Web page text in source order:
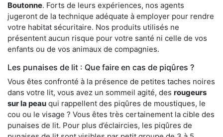
Boutonne. Forts de leurs expériences, nos agents
jugeront de la technique adéquate à employer pour rendre
votre habitat sécuritaire. Nos produits utilisés ne
présentent aucun risque pour votre santé ni celle de vos
enfants ou de vos animaux de compagnies.
Les punaises de lit : Que faire en cas de piqûres ?
Vous êtes confronté à la présence de petites taches noires
dans votre lit, vous avez un sommeil agité, des rougeurs
sur la peau qui rappellent des piqûres de moustiques, le
cou ou le visage ? Vous êtes très certainement la cible des
punaises de lit. Pour plus d’éclaircies, les piqûres de